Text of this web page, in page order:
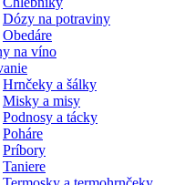
Dózy na potraviny
Obedáre
na víno
Hrnčeky a šálky
Misky a misy
Podnosy a tácky
Poháre
Príbory
Taniere